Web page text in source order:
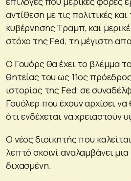
αντίθεση με τις πολιτικές
κυβέρνησης Τραμπ, και
στόχο της Fed, τη μέγιστη
Ο Γουόρς θα έχει το βλέμμα
θητείας του ως 11ος
ιστορίας της Fed σε
Γουόλερ που έχουν αρχίσει
ότι ενδέχεται να χρειαστούν
O νέος διοικητής που
λεπτό σκοινί αναλαμβάνει
διχασμένη.